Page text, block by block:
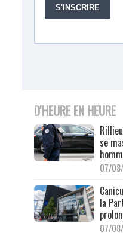
D'HEURE EN HEURE
se
07/
la
07/